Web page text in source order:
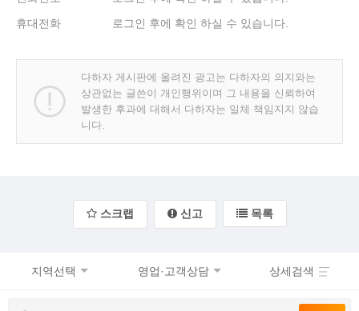
휴대전화
로그인 후에 확인 하실 수 있습니다.
다하자 게시판에 올려진 광고는 다하자의 의지와는
상관없는 글쓴이 개인행위이며 그 내용을 신뢰하여
발생한 후과에 대해서 다하자는 일체 책임지지 않습
니다.
스크랩 신고 목록
지역선택 영업·고객상담 상세검색